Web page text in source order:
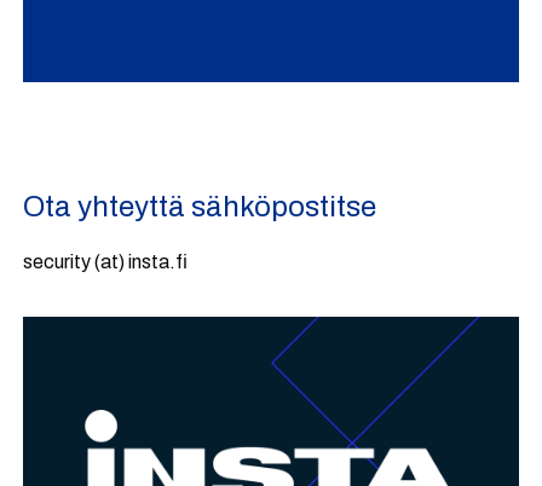
Ota yhteyttä sähköpostitse
security (at) insta.fi